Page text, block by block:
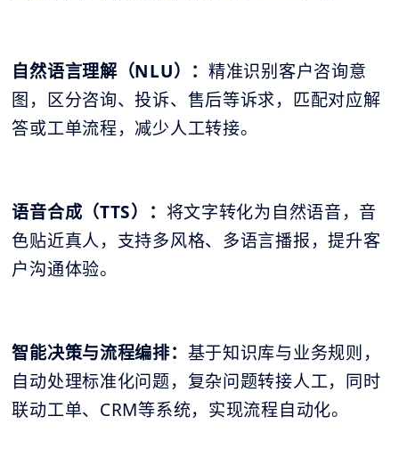
自然语言理解（NLU）：精准识别客户咨询意
图，区分咨询、投诉、售后等诉求，匹配对应解
答或工单流程，减少人工转接。
语音合成（TTS）： 将文字转化为自然语音，音
色贴近真人，支持多风格、多语言播报，提升客
户沟通体验。
智能决策与流程编排： 基于知识库与业务规则，
自动处理标准化问题，复杂问题转接人工，同时
联动工单、CRM等系统，实现流程自动化。